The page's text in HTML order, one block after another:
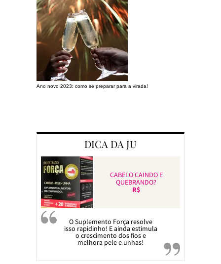
Ano novo 2023: como se preparar para a virada!
DICA DA JU
CABELO CAINDO E
QUEBRANDO?
R$
O Suplemento Força resolve
isso rapidinho! E ainda estimula
o crescimento dos fios e
melhora pele e unhas!